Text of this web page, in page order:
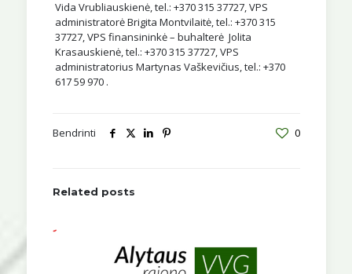
Vida Vrubliauskienė, tel.: +370 315 37727, VPS
administratorė Brigita Montvilaitė, tel.: +370 315
37727, VPS finansininkė – buhalterė Jolita
Krasauskienė, tel.: +370 315 37727, VPS
administratorius Martynas Vaškevičius, tel.: +370
617 59 970 .
Bendrinti 0
Related posts